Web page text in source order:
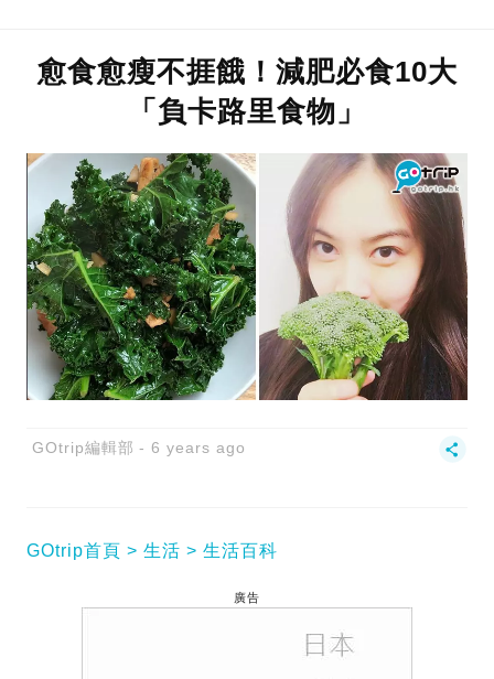
愈食愈瘦不捱餓！減肥必食10大
「負卡路里食物」
GOtrip編輯部 6 years ago
GOtrip首頁 生活 生活百科
廣告